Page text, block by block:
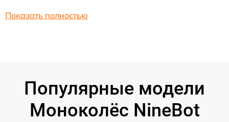
Показать полностью
Популярные модели
Моноколёс NineBot